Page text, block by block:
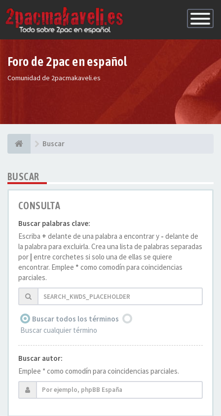
de
Foro de 2pac en español
Comunidad de 2pacmakaveli.es
Buscar
BUSCAR
CONSULTA
Buscar palabras clave:
Escriba + delante de una palabra a encontrar y - delante de
la palabra para excluirla. Crea una lista de palabras separadas
por | entre corchetes si solo una de ellas se quiere
encontrar. Emplee * como comodín para coincidencias
parciales.
Buscar todos los términos
Buscar cualquier término
Buscar autor:
Emplee * como comodín para coincidencias parciales.